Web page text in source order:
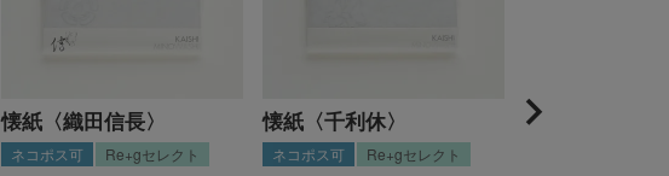
懐紙〈織田信長〉
ネコポス可 Re+gセレクト
懐紙〈千利休〉
ネコポス可 Re+gセレクト
懐紙 5種セット